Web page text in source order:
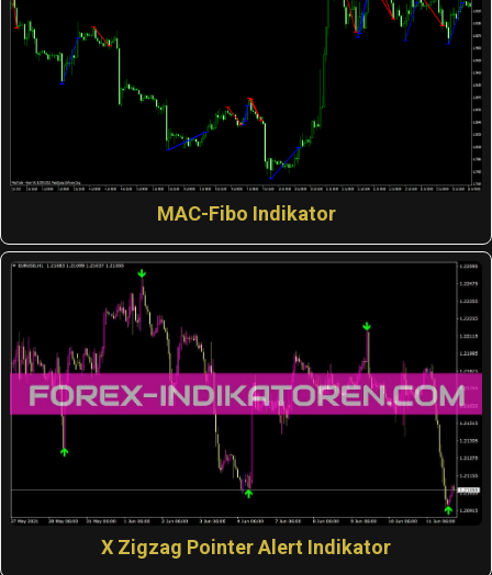
MAC-Fibo Indikator
X Zigzag Pointer Alert Indikator